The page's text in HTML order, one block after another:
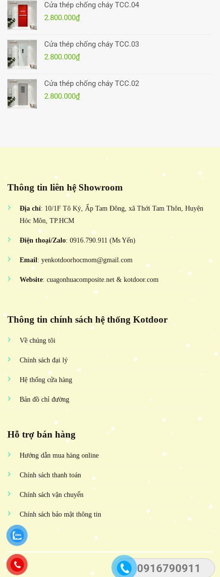
0916790911
Cửa thép chống cháy TCC.04
2.800.000₫
Cửa thép chống cháy TCC.03
2.800.000₫
Cửa thép chống cháy TCC.02
2.800.000₫
Thông tin liên hệ Showroom
Địa chỉ: 10/1F Tô Ký, Ấp Tam Đông, xã Thới Tam Thôn, Huyện
Hóc Môn, TP.HCM
Điện thoại/Zalo: 0916.790.911 (Ms Yến)
Email: yenkotdoorhocmom@gmail.com
Website: cuagonhuacomposite.net & kotdoor.com
Thông tin chính sách hệ thống Kotdoor
Về chúng tôi
Chính sách đại lý
Hệ thống cửa hàng
Bản đồ chỉ đường
Hỗ trợ bán hàng
Hướng dẫn mua hàng online
Chính sách thanh toán
Chính sách vận chuyển
Chính sách bảo mật thông tin